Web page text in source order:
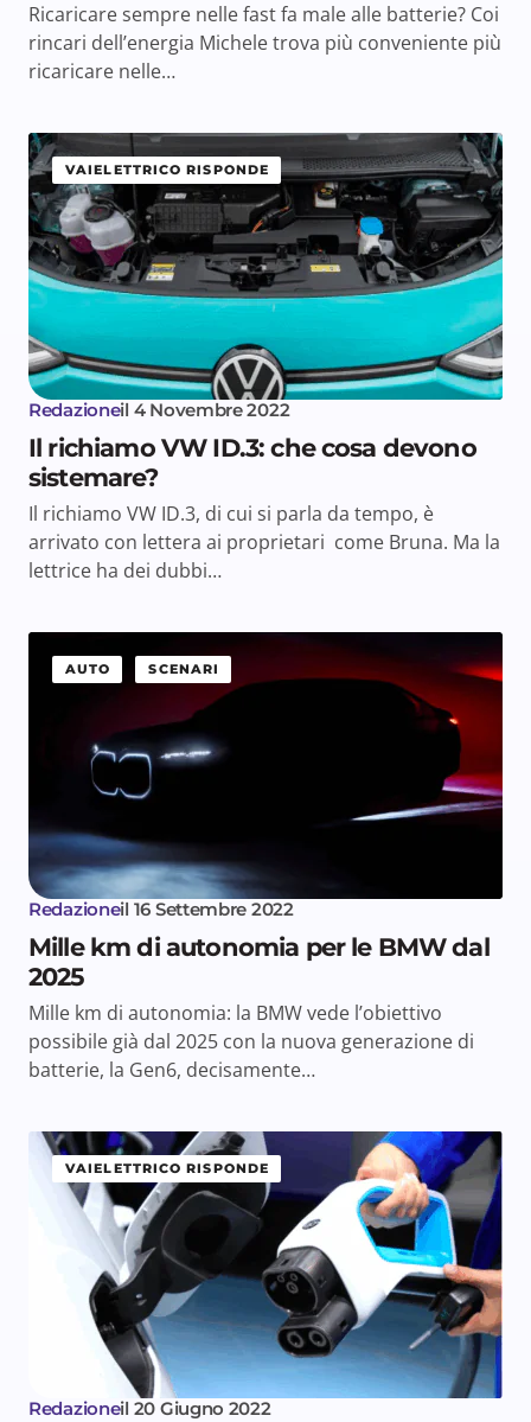
Ricaricare sempre nelle fast fa male alle batterie? Coi
rincari dell’energia Michele trova più conveniente più
ricaricare nelle…
VAIELETTRICO RISPONDE
Redazioneil 4 Novembre 2022
Il richiamo VW ID.3: che cosa devono
sistemare?
Il richiamo VW ID.3, di cui si parla da tempo, è
arrivato con lettera ai proprietari come Bruna. Ma la
lettrice ha dei dubbi…
AUTO SCENARI
Redazioneil 16 Settembre 2022
Mille km di autonomia per le BMW dal
2025
Mille km di autonomia: la BMW vede l’obiettivo
possibile già dal 2025 con la nuova generazione di
batterie, la Gen6, decisamente…
VAIELETTRICO RISPONDE
Redazioneil 20 Giugno 2022